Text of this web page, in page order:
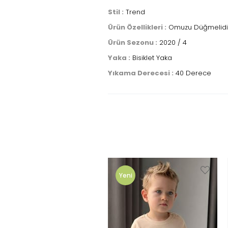
Stil : Trend
Ürün Özellikleri : Omuzu
Ürün Sezonu : 2020 / 4
Yaka : Bisiklet Yaka
Yıkama Derecesi : 40 Derece
Yeni